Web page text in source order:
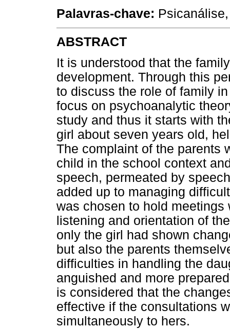
Palavras-chave:
ABSTRACT
It is understood that the
development. Through this
to discuss the role of family
focus on psychoanalytic
study and thus it starts with
girl about seven years old,
The complaint of the parents
child in the school context
speech, permeated by
added up to managing
was chosen to hold
listening and orientation of
only the girl had shown
but also the parents
difficulties in handling the
anguished and more
is considered that the
effective if the consultations
simultaneously to hers.